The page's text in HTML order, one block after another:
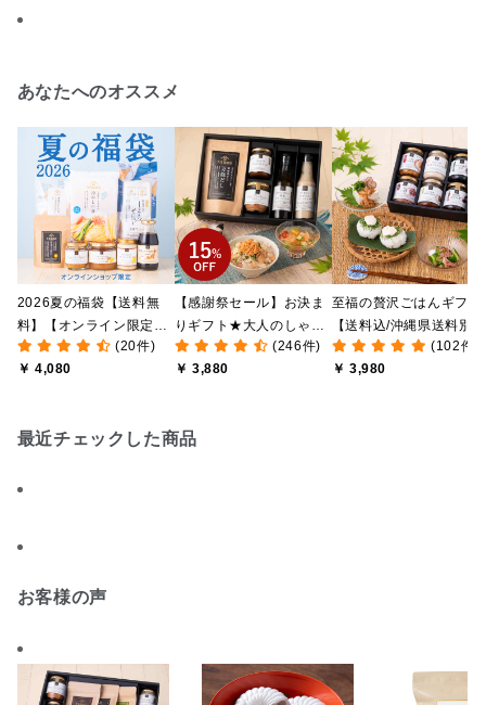
あなたへのオススメ
2026夏の福袋【送料無
料】【オンライン限定】
【ポイントキャンペーン
実施中】【のし・ラッピ
(20件)
￥ 4,080
【感謝祭セール】お決ま
りギフト★大人のしゃけ
しゃけめんたい入り【送
料込/沖縄県送料別途】
(246件)
￥ 3,880
至福の贅沢ごはんギフト
【送料込/沖縄県送料別
途】【化粧箱包装付/オン
ライン限定】
(102件)
￥ 3,980
最近チェックした商品
お客様の声